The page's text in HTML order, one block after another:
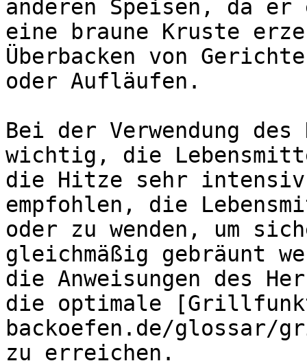
anderen Speisen, da
eine braune Kruste
Überbacken von
oder Aufläufen.
Bei der Verwendung
wichtig, die
die Hitze sehr
empfohlen, die
oder zu wenden, um
gleichmäßig gebräunt
die Anweisungen des
die optimale
backoefen.de/
zu erreichen.